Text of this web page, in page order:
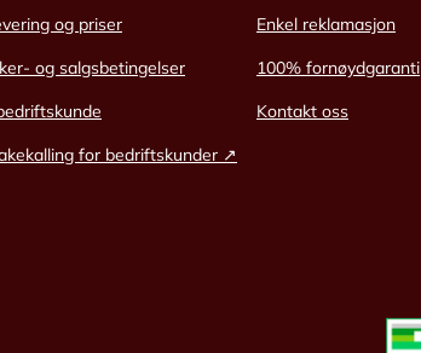
og priser
og salgsbetingelser
for bedriftskunder ↗
Enkel reklamasjon
100% fornøydgaranti
Kontakt oss